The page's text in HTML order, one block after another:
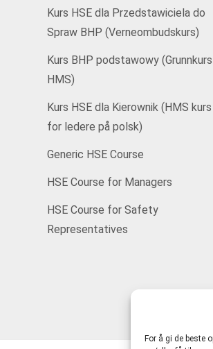
For å gi de beste
Kurs HSE dla Przedstawiciela do
Spraw BHP (Verneombudskurs)
Kurs BHP podstawowy (Grunnkurs
HMS)
Kurs HSE dla Kierownik (HMS kurs
for ledere på polsk)
Generic HSE Course
HSE Course for Managers
HSE Course for Safety
Representatives